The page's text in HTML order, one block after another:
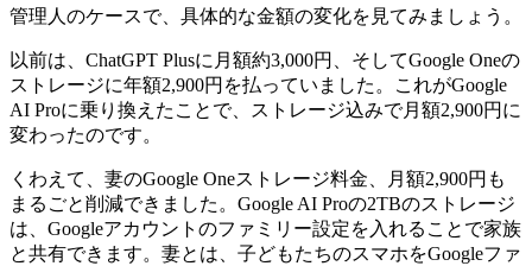
管理人のケースで、具体的な金額の変化を見てみましょう。
以前は、ChatGPT Plusに月額約3,000円、そしてGoogle Oneの
ストレージに年額2,900円を払っていました。これがGoogle
AI Proに乗り換えたことで、ストレージ込みで月額2,900円に
変わったのです。
くわえて、妻のGoogle Oneストレージ料金、月額2,900円も
まるごと削減できました。Google AI Proの2TBのストレージ
は、Googleアカウントのファミリー設定を入れることで家族
と共有できます。妻とは、子どもたちのスマホをGoogleファ